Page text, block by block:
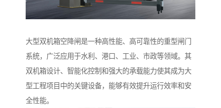
大型双机箱空降闸是一种高性能、高可靠性的重型闸门
系统，广泛应用于水利、港口、工业、市政等领域。其
双机箱设计、智能化控制和强大的承载能力使其成为大
型工程项目中的关键设备，能够有效提升运行效率和安
全性能。